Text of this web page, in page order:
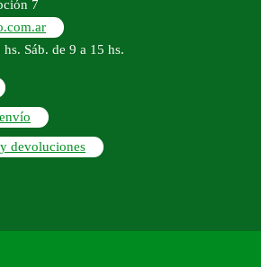
7
Sáb. de 9 a 15 hs.
devoluciones